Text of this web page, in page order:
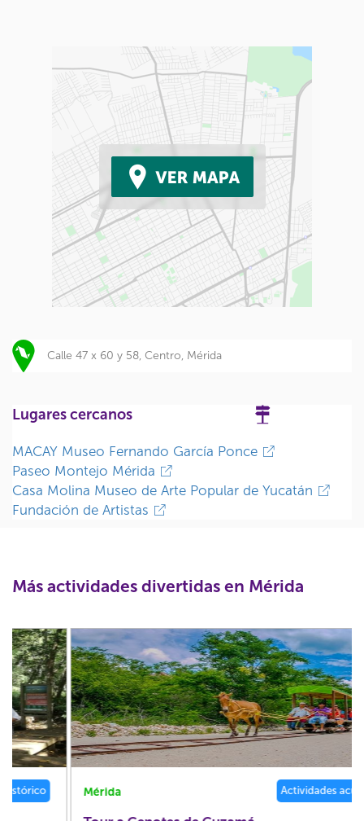
Calle 47 x 60 y 58, Centro, Mérida
Lugares cercanos
MACAY Museo Fernando García Ponce
Paseo Montejo Mérida
Casa Molina Museo de Arte Popular de Yucatán
Fundación de Artistas
Más actividades divertidas en Mérida
Mérida Actividades acuáticas